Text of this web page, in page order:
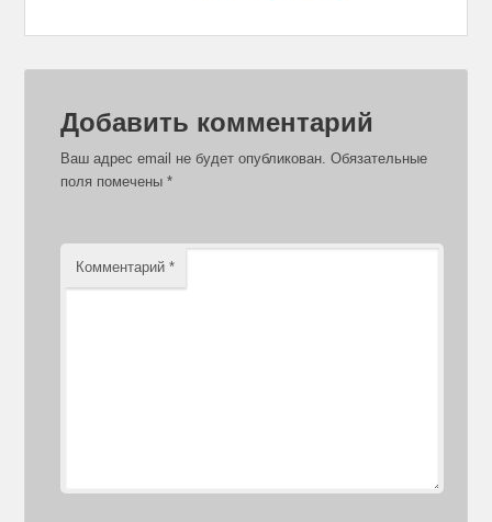
Добавить комментарий
Ваш адрес email не будет опубликован. Обязательные
поля помечены*
Комментарий*